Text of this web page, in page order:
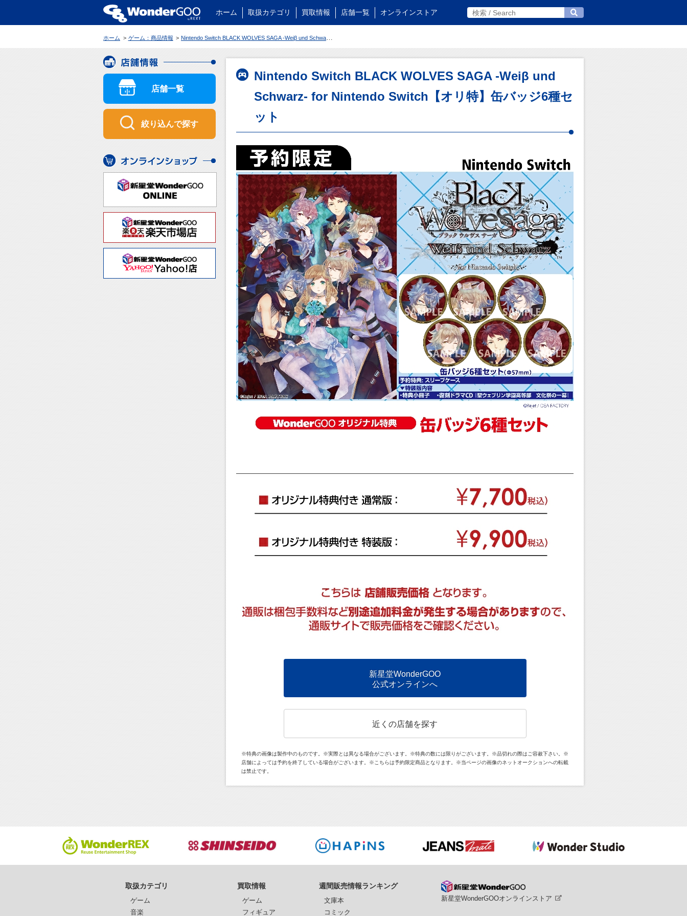
ホーム 取扱カテゴリ 買取情報 店舗一覧 オンラインストア
ホーム ゲーム：商品情報 Nintendo Switch BLACK WOLVES SAGA -Weiβ und Schwarz- for Nintendo Switch【オリ特】缶バッジ6種セット
Nintendo Switch BLACK WOLVES SAGA -Weiβ und
Schwarz- for Nintendo Switch【オリ特】缶バッジ6種セ
ット
新星堂WonderGOO
公式オンラインへ
近くの店舗を探す
※特典の画像は製作中のものです。※実際とは異なる場合がございます。※特典の数には限りがございます。※品切れの際はご容赦下さい。※
店舗によっては予約を終了している場合がございます。※こちらは予約限定商品となります。※当ページの画像のネットオークションへの転載
は禁止です。
店舗情報
店舗一覧
絞り込んで探す
オンラインショップ
取扱カテゴリ
ゲーム
音楽
買取情報
ゲーム
フィギュア
週間販売情報ランキング
文庫本
コミック
新星堂WonderGOOオンラインストア